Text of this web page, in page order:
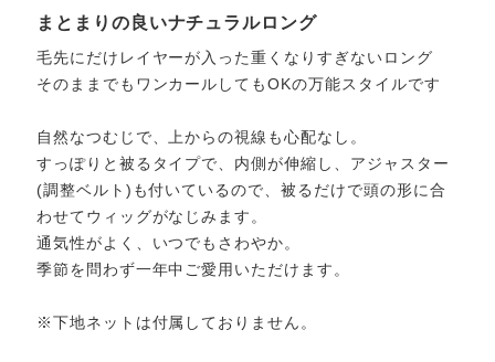
まとまりの良いナチュラルロング
毛先にだけレイヤーが入った重くなりすぎないロング
そのままでもワンカールしてもOKの万能スタイルです
自然なつむじで、上からの視線も心配なし。
すっぽりと被るタイプで、内側が伸縮し、アジャスター
(調整ベルト)も付いているので、被るだけで頭の形に合
わせてウィッグがなじみます。
通気性がよく、いつでもさわやか。
季節を問わず一年中ご愛用いただけます。
※下地ネットは付属しておりません。